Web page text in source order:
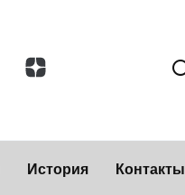
История Контакты